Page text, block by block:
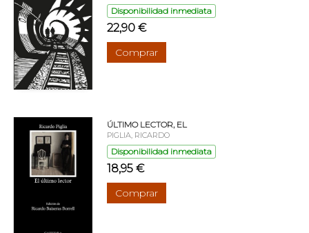
Disponibilidad inmediata
22,90 €
Comprar
ÚLTIMO LECTOR, EL
PIGLIA, RICARDO
Disponibilidad inmediata
18,95 €
Comprar